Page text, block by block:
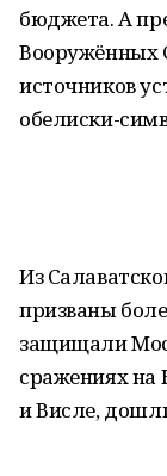
бюджета. А
Вооружённых
источников
обелиски-
Из
призваны
защищали
сражениях на
и Висле,